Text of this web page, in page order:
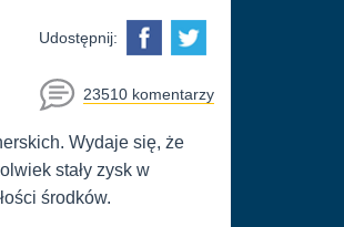
Udostępnij:
23510 komentarzy
Wydaje się, że
stały zysk w
środków.